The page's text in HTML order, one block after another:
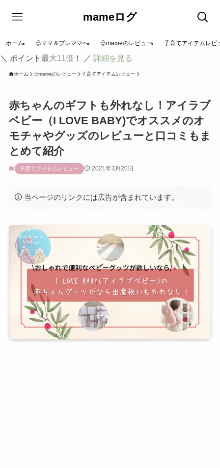
mameログ
ホーム ♧ママ＆プレママへ ♧mameのレビュー 子育てアイテムレビ
＼ ポイント最大11倍！ ／ 詳細を見る
ホーム ♧mameのレビュー 子育てアイテムレビュー
赤ちゃんのギフトも外れなし！アイラブ
ベビー（I LOVE BABY)でオススメのオ
モチャやグッズのレビューと口コミもま
とめて紹介
子育てアイテムレビュー 2021年3月20日
当ページのリンクには広告が含まれています。